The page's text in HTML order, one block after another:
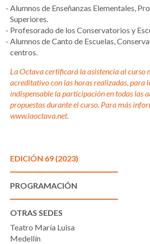
Alumnos de Enseñanzas Elementales,
Superiores.
Profesorado de los Conservatorios y
Alumnos de Canto de Escuelas,
centros.
La Octava certificará la asistencia al curso
acreditativo con las horas realizadas, para
indispensable la participación en todas las
propuestas durante el curso. Para más
www.laoctava.net.
EDICIÓN 69 (2023)
PROGRAMACIÓN
OTRAS SEDES
Teatro María Luisa
Medellín